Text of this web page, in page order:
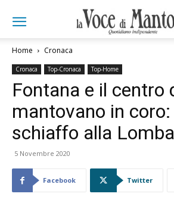
Home Cronaca
Cronaca Top-Cronaca Top-Home
Fontana e il centro
mantovano in coro:
schiaffo alla
5 Novembre 2020
Facebook Twitter